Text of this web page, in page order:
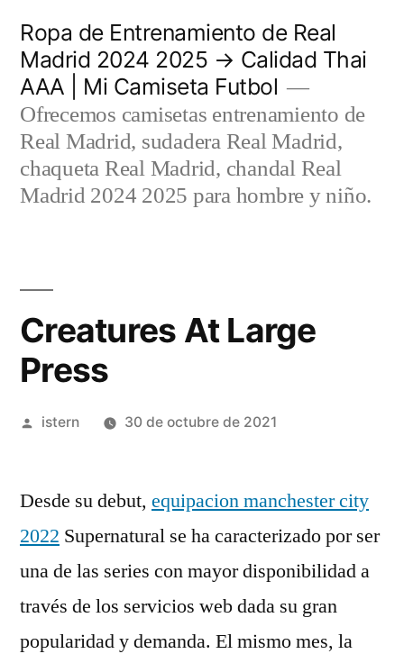
contenido
Ropa de Entrenamiento de Real
Madrid 2024 2025 → Calidad Thai
AAA | Mi Camiseta Futbol
Ofrecemos camisetas entrenamiento de
Real Madrid, sudadera Real Madrid,
chaqueta Real Madrid, chandal Real
Madrid 2024 2025 para hombre y niño.
Creatures At Large
Press
Publicado
istern 30 de octubre de 2021
Desde su debut, equipacion manchester city
2022 Supernatural se ha caracterizado por ser
una de las series con mayor disponibilidad a
través de los servicios web dada su gran
popularidad y demanda. El mismo mes, la